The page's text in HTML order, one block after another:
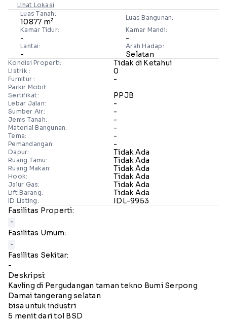
Lihat Lokasi
Luas Tanah:
10877 m²
Luas Bangunan:
Kamar Tidur:
-
Kamar Mandi:
-
Lantai:
-
Arah Hadap:
Selatan
Kondisi Properti: Tidak di Ketahui
Listrik : 0
Furnitur : -
Parkir Mobil:
Sertifikat:
PPJB
Lebar Jalan: -
Sumber Air: -
Jenis Tanah: -
Material Bangunan: -
Tema: -
Pemandangan: -
Dapur: Tidak Ada
Ruang Tamu: Tidak Ada
Ruang Makan: Tidak Ada
Hook: Tidak Ada
Jalur Gas: Tidak Ada
Lift Barang: Tidak Ada
ID Listing:
IDL-9953
Fasilitas Properti:
-
Fasilitas Umum:
-
Fasilitas Sekitar:
-
Deskripsi:
Kavling di Pergudangan taman tekno Bumi Serpong
Damai tangerang selatan
bisa untuk industri
5 menit dari tol BSD